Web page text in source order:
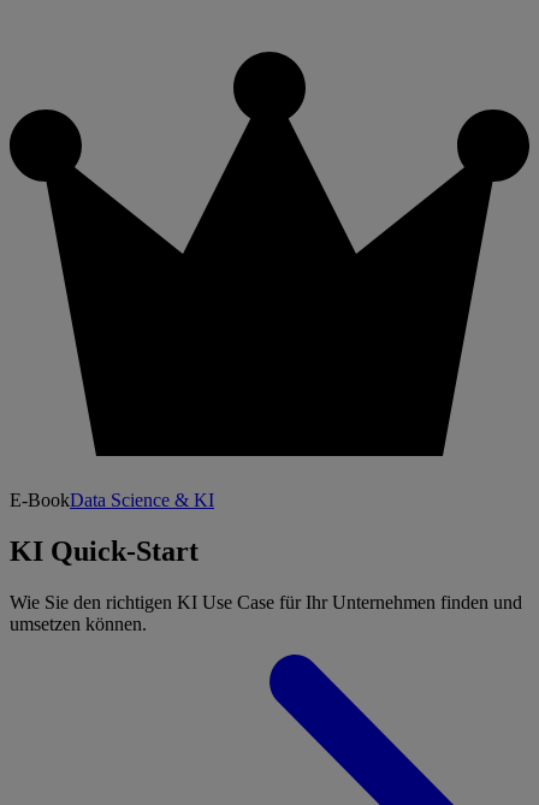
E-BookData Science & KI
KI Quick-Start
Wie Sie den richtigen KI Use Case für Ihr Unternehmen finden und
umsetzen können.